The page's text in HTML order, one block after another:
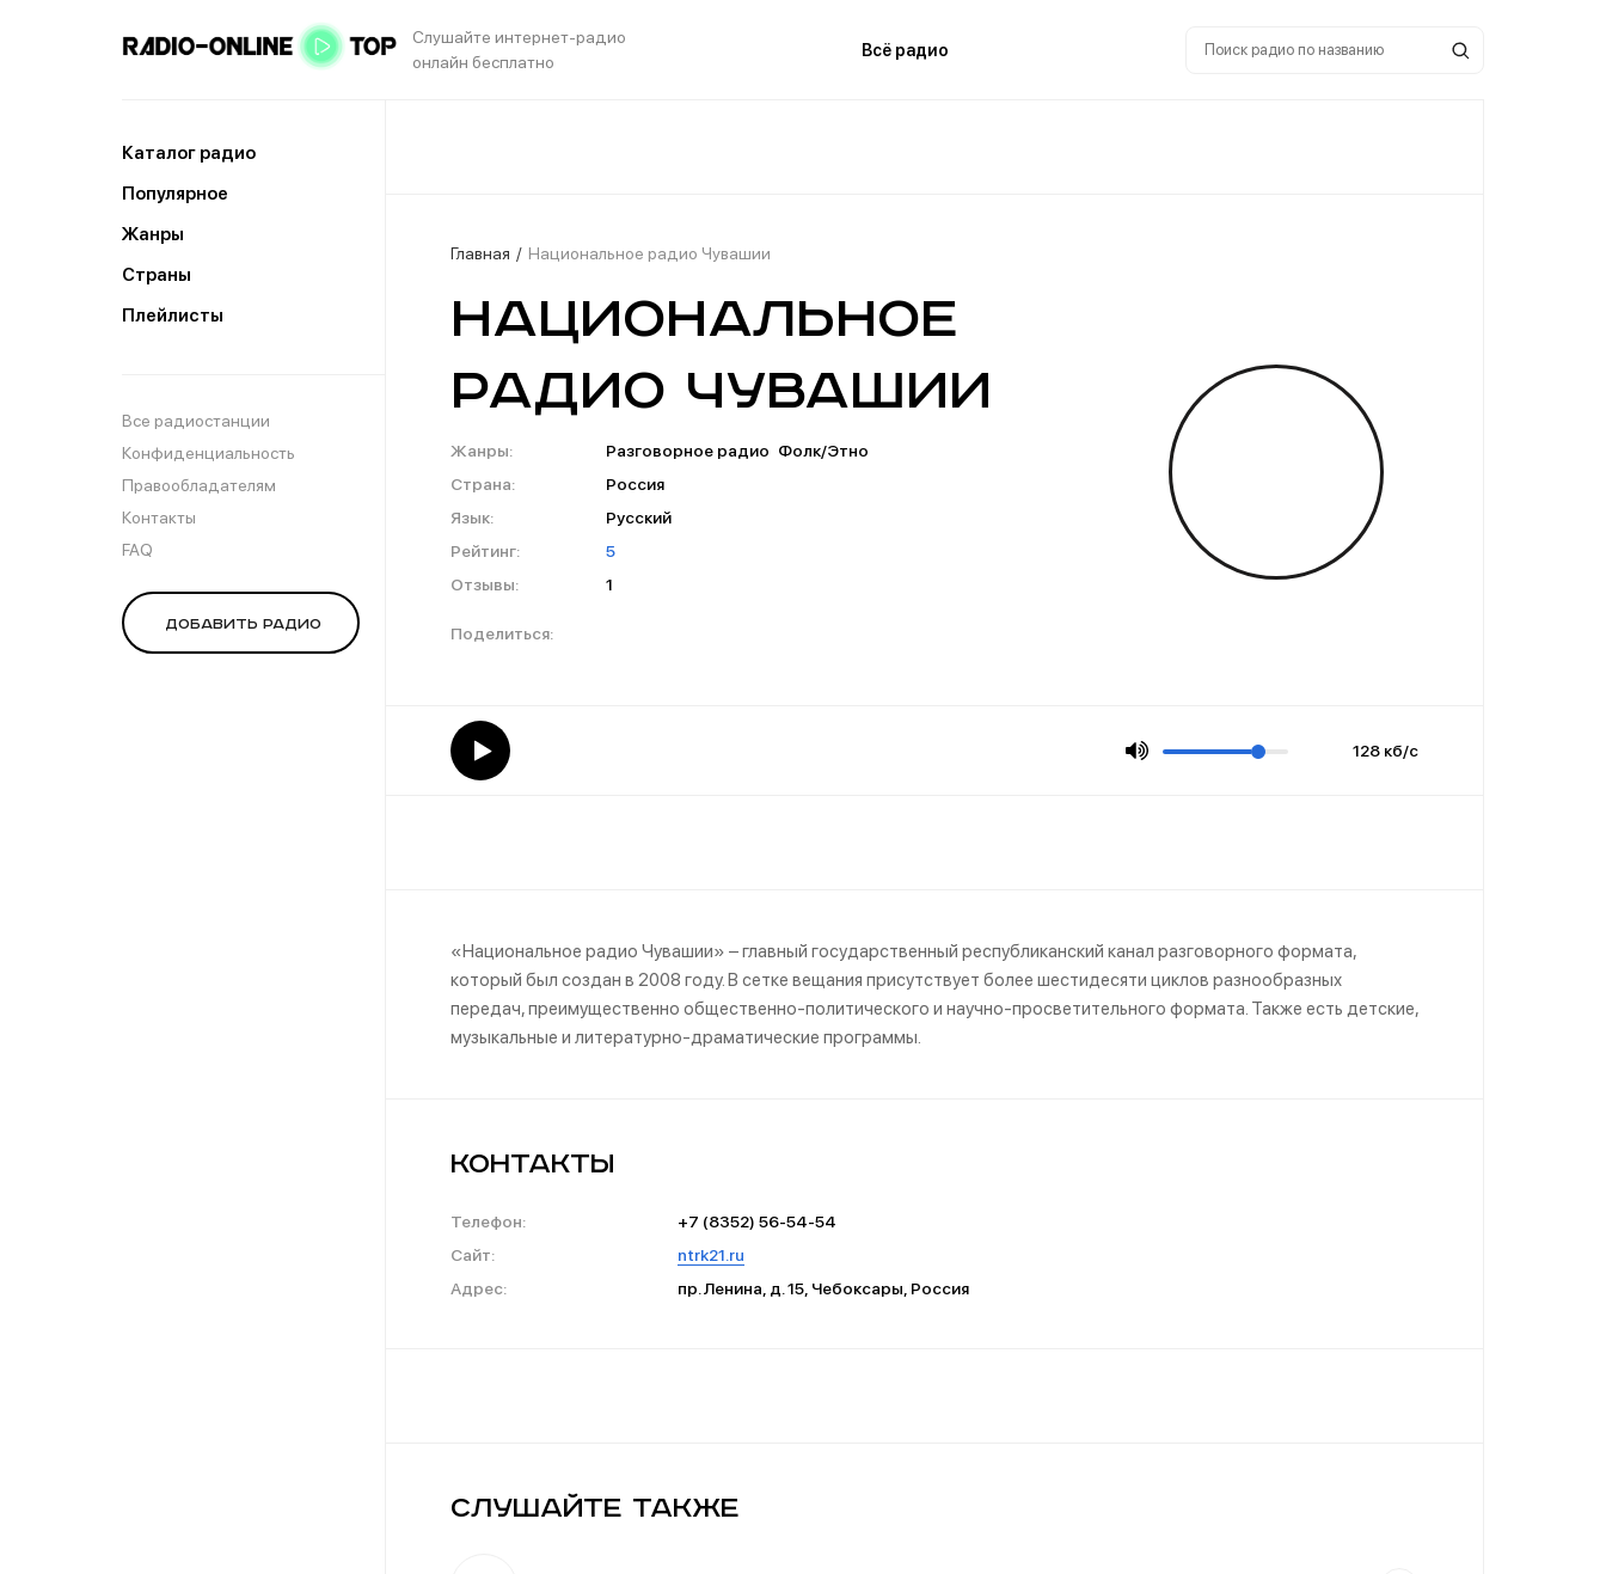
Слушайте интернет-радио
онлайн бесплатно
Всё радио
Главная Национальное радио Чувашии
Национальное
радио Чувашии
Жанры: Разговорное радио Фолк/Этно
Страна:
Россия
Язык:
Русский
Рейтинг:
5
Отзывы:
1
128 кб/с
«Национальное радио Чувашии» – главный государственный республиканский канал разговорного формата,
который был создан в 2008 году. В сетке вещания присутствует более шестидесяти циклов разнообразных
передач, преимущественно общественно-политического и научно-просветительного формата. Также есть детские,
музыкальные и литературно-драматические программы.
Контакты
Телефон:
+7 (8352) 56-54-54
Сайт:
ntrk21.ru
Адрес:
пр. Ленина, д. 15, Чебоксары, Россия
Слушайте также
Каталог радио
Популярное
Жанры
Страны
Плейлисты
Все радиостанции
Конфиденциальность
Правообладателям
Контакты
FAQ
Добавить радио